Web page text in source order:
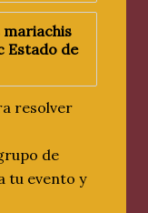
mariachis
Estado de
resolver
de
tu evento y